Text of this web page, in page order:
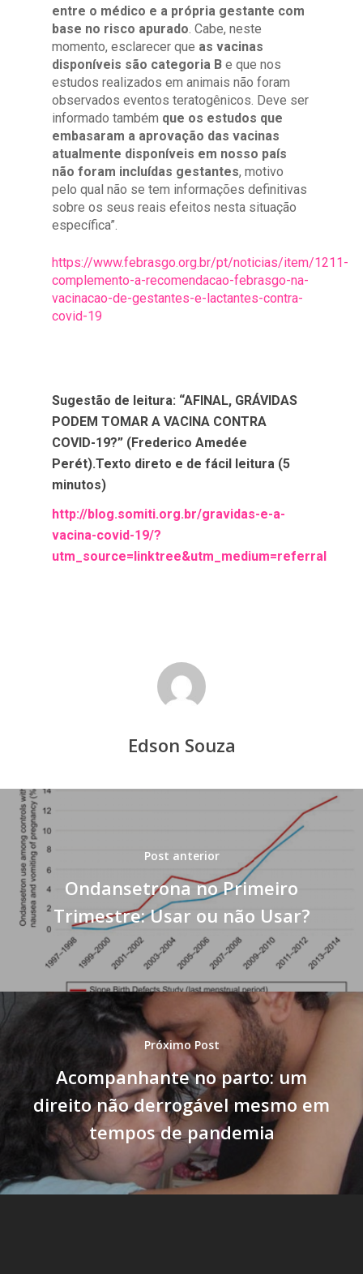
entre o médico e a própria gestante com
base no risco apurado. Cabe, neste
momento, esclarecer que as vacinas
disponíveis são categoria B e que nos
estudos realizados em animais não foram
observados eventos teratogênicos. Deve ser
informado também que os estudos que
embasaram a aprovação das vacinas
atualmente disponíveis em nosso país
não foram incluídas gestantes, motivo
pelo qual não se tem informações definitivas
sobre os seus reais efeitos nesta situação
específica”.
https://www.febrasgo.org.br/pt/noticias/item/1211-
complemento-a-recomendacao-febrasgo-na-
vacinacao-de-gestantes-e-lactantes-contra-
covid-19
Sugestão de leitura: “AFINAL, GRÁVIDAS
PODEM TOMAR A VACINA CONTRA
COVID-19?” (Frederico Amedée
Perét).Texto direto e de fácil leitura (5
minutos)
http://blog.somiti.org.br/gravidas-e-a-
vacina-covid-19/?
utm_source=linktree&utm_medium=referral
Edson Souza
Post anterior
Ondansetrona no Primeiro
Trimestre: Usar ou não Usar?
Próximo Post
Acompanhante no parto: um
direito não derrogável mesmo em
tempos de pandemia